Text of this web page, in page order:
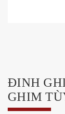
ĐINH
GHIM